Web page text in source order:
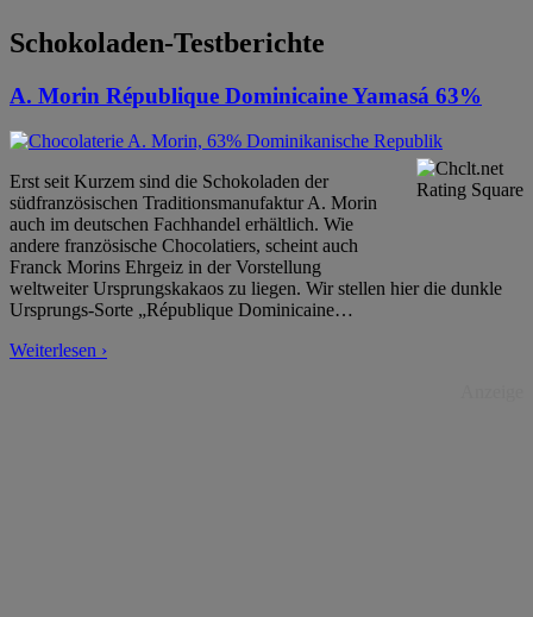
Schokoladen-Testberichte
A. Morin République Dominicaine Yamasá 63%
Erst seit Kurzem sind die Schokoladen der
südfranzösischen Traditionsmanufaktur A. Morin
auch im deutschen Fachhandel erhältlich. Wie
andere französische Chocolatiers, scheint auch
Franck Morins Ehrgeiz in der Vorstellung
weltweiter Ursprungskakaos zu liegen. Wir stellen hier die dunkle
Ursprungs-Sorte „République Dominicaine…
Weiterlesen ›